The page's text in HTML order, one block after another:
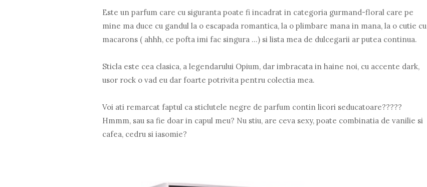
Este un parfum care cu siguranta poate fi incadrat in categoria gurmand-floral care pe
mine ma duce cu gandul la o escapada romantica, la o plimbare mana in mana, la o cutie cu
macarons ( ahhh, ce pofta imi fac singura ...) si lista mea de dulcegarii ar putea continua.
Sticla este cea clasica, a legendarului Opium, dar imbracata in haine noi, cu accente dark,
usor rock o vad eu dar foarte potrivita pentru colectia mea.
Voi ati remarcat faptul ca sticlutele negre de parfum contin licori seducatoare?????
Hmmm, sau sa fie doar in capul meu? Nu stiu, are ceva sexy, poate combinatia de vanilie si
cafea, cedru si iasomie?